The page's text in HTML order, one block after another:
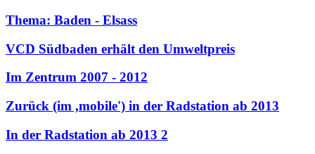
Thema: Baden - Elsass
VCD Südbaden erhält den Umweltpreis
Im Zentrum 2007 - 2012
Zurück (im ,mobile') in der Radstation ab 2013
In der Radstation ab 2013 2